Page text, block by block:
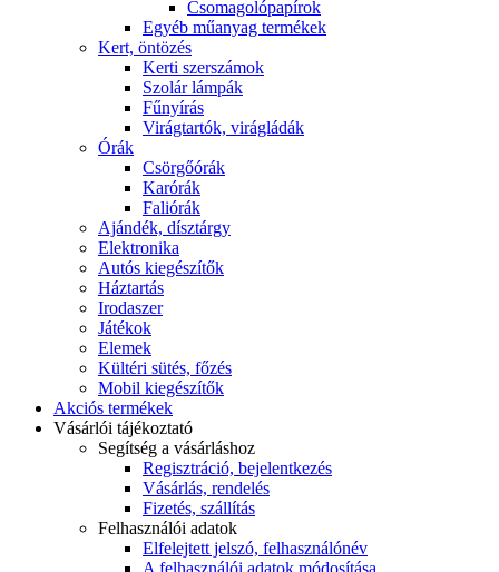
Csomagolópapírok
Egyéb műanyag termékek
Kert, öntözés
Kerti szerszámok
Szolár lámpák
Fűnyírás
Virágtartók, virágládák
Órák
Csörgőórák
Karórák
Faliórák
Ajándék, dísztárgy
Elektronika
Autós kiegészítők
Háztartás
Irodaszer
Játékok
Elemek
Kültéri sütés, főzés
Mobil kiegészítők
Akciós termékek
Vásárlói tájékoztató
Segítség a vásárláshoz
Regisztráció, bejelentkezés
Vásárlás, rendelés
Fizetés, szállítás
Felhasználói adatok
Elfelejtett jelszó, felhasználónév
A felhasználói adatok módosítása